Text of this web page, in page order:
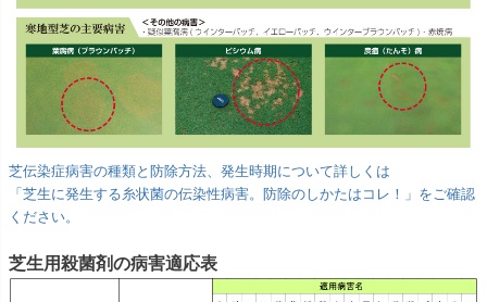
芝伝染症病害の種類と防除方法、発生時期について詳しくは
「芝生に発生する糸状菌の伝染性病害。防除のしかたはコレ！」をご確認
ください。
芝生用殺菌剤の病害適応表